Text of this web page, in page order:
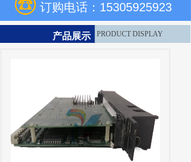
订购电话：15305925923
PRODUCT DISPLAY
产品展示